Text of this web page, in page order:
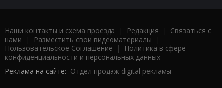
Наши контакты и схема проезда | Редакция | Связаться с
нами | Разместить свои видеоматериалы |
Пользовательское Соглашение |
Политика в сфере
конфиденциальности и персональных данных
Реклама на сайте: Отдел продаж digital рекламы